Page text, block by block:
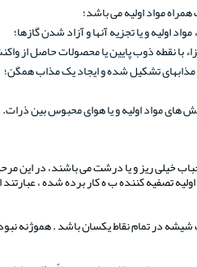
مواد اولیه می باشد؛
اولیه و یا تجزیه آنها و آزاد شدن گازها؛
با نقطه ذوب پایین یا محصولات حاصل از
تشکیل شده و ایجاد یک مذاب همگن؛
های مواد اولیه و یا هوای محبوس بین ذرات.
خیلی ریز و یا درشت می باشند، در این
تصفیه کننده ب ه کار برده شده ،
در تمام نقاط یکسان باشد . هموژنه